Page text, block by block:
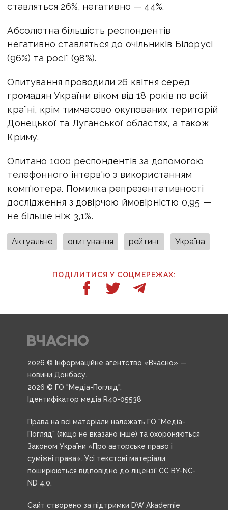
ставляться 26%, негативно — 44%.
Абсолютна більшість респондентів
негативно ставляться до очільників Білорусі
(96%) та росії (98%).
Опитування проводили 26 квітня серед
громадян України віком від 18 років по всій
країні, крім тимчасово окупованих територій
Донецької та Луганської областях, а також
Криму.
Опитано 1000 респондентів за допомогою
телефонного інтерв'ю з використанням
комп'ютера. Помилка репрезентативності
дослідження з довірчою ймовірністю 0,95 —
не більше ніж 3,1%.
Актуальне опитування рейтинг Україна
ПОДІЛИТИСЯ У СОЦМЕРЕЖАХ:
2026 © Інформаційне агентство «Вчасно» —
новини Донбасу.
2026 © ГО "Медіа-Погляд".
Ідентифікатор медіа R40-05538
Права на всі матеріали належать ГО "Медіа-
Погляд" (якщо не вказано інше) та охороняються
Законом України «Про авторське право і
суміжні права». Усі текстові матеріали
поширюються відповідно до ліцензії CC BY-NC-
ND 4.0.
Сайт створено за підтримки DW Akademie